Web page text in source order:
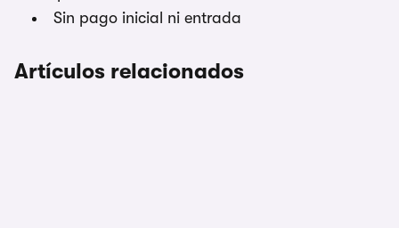
Sin pago inicial ni entrada
Artículos relacionados